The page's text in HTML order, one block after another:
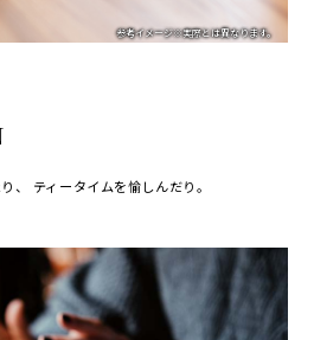
参考イメージ※実際とは異なります。
、
ティータイムを愉しんだり。